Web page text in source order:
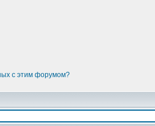
с этим форумом?